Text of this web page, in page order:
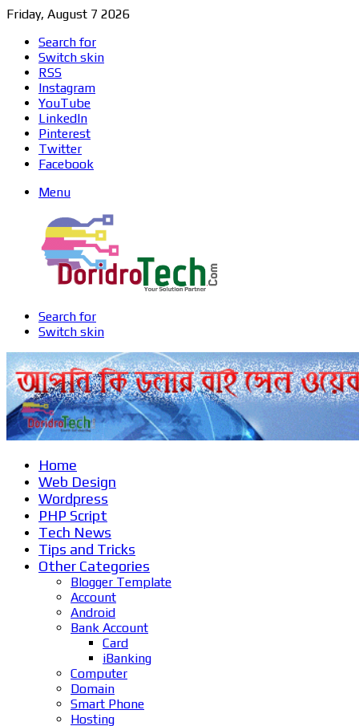
Friday, August 7 2026
Search for
Switch skin
RSS
Instagram
YouTube
LinkedIn
Pinterest
Twitter
Facebook
Menu
Search for
Switch skin
Home
Web Design
Wordpress
PHP Script
Tech News
Tips and Tricks
Other Categories
Blogger Template
Account
Android
Bank Account
Card
iBanking
Computer
Domain
Smart Phone
Hosting